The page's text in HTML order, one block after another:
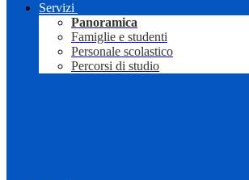
Servizi
Panoramica
Famiglie e studenti
Personale scolastico
Percorsi di studio